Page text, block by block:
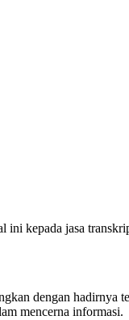
ini kepada jasa
dengan hadirnya
mencerna informasi.